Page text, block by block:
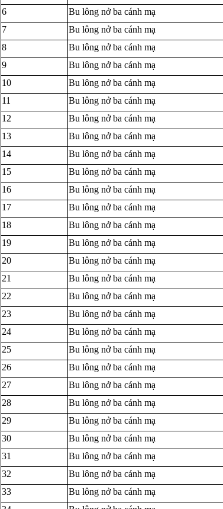
6
Bu lông nở ba cánh mạ
7
Bu lông nở ba cánh mạ
8
Bu lông nở ba cánh mạ
9
Bu lông nở ba cánh mạ
10
Bu lông nở ba cánh mạ
11
Bu lông nở ba cánh mạ
12
Bu lông nở ba cánh mạ
13
Bu lông nở ba cánh mạ
14
Bu lông nở ba cánh mạ
15
Bu lông nở ba cánh mạ
16
Bu lông nở ba cánh mạ
17
Bu lông nở ba cánh mạ
18
Bu lông nở ba cánh mạ
19
Bu lông nở ba cánh mạ
20
Bu lông nở ba cánh mạ
21
Bu lông nở ba cánh mạ
22
Bu lông nở ba cánh mạ
23
Bu lông nở ba cánh mạ
24
Bu lông nở ba cánh mạ
25
Bu lông nở ba cánh mạ
26
Bu lông nở ba cánh mạ
27
Bu lông nở ba cánh mạ
28
Bu lông nở ba cánh mạ
29
Bu lông nở ba cánh mạ
30
Bu lông nở ba cánh mạ
31
Bu lông nở ba cánh mạ
32
Bu lông nở ba cánh mạ
33
Bu lông nở ba cánh mạ